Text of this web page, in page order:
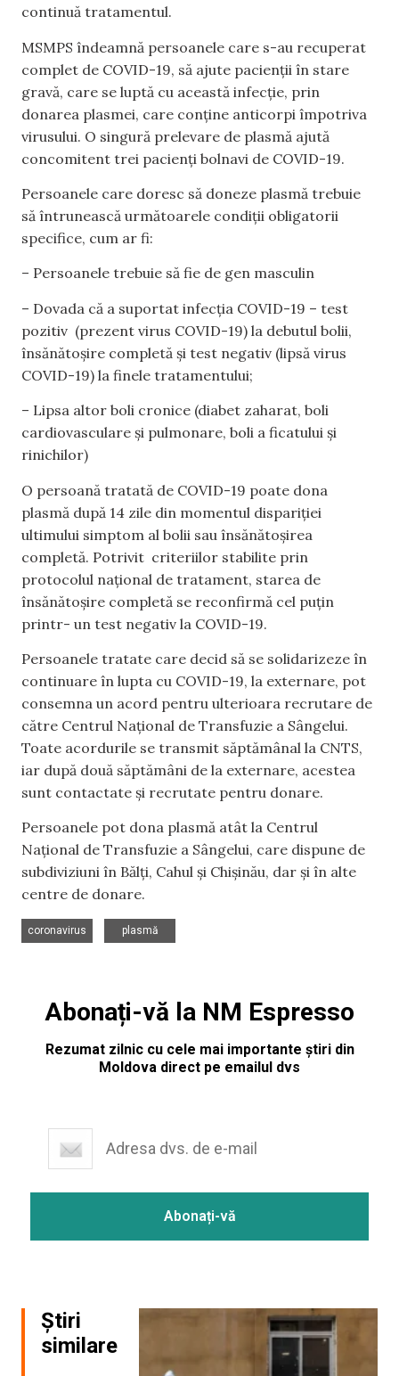
continuă tratamentul.
MSMPS îndeamnă persoanele care s-au recuperat
complet de COVID-19, să ajute pacienții în stare
gravă, care se luptă cu această infecție, prin
donarea plasmei, care conține anticorpi împotriva
virusului. O singură prelevare de plasmă ajută
concomitent trei pacienți bolnavi de COVID-19.
Persoanele care doresc să doneze plasmă trebuie
să întrunească următoarele condiții obligatorii
specifice, cum ar fi:
– Persoanele trebuie să fie de gen masculin
– Dovada că a suportat infecția COVID-19 – test
pozitiv (prezent virus COVID-19) la debutul bolii,
însănătoșire completă și test negativ (lipsă virus
COVID-19) la finele tratamentului;
– Lipsa altor boli cronice (diabet zaharat, boli
cardiovasculare și pulmonare, boli a ficatului și
rinichilor)
O persoană tratată de COVID-19 poate dona
plasmă după 14 zile din momentul dispariției
ultimului simptom al bolii sau însănătoșirea
completă. Potrivit criteriilor stabilite prin
protocolul național de tratament, starea de
însănătoșire completă se reconfirmă cel puțin
printr- un test negativ la COVID-19.
Persoanele tratate care decid să se solidarizeze în
continuare în lupta cu COVID-19, la externare, pot
consemna un acord pentru ulterioara recrutare de
către Centrul Național de Transfuzie a Sângelui.
Toate acordurile se transmit săptămânal la CNTS,
iar după două săptămâni de la externare, acestea
sunt contactate și recrutate pentru donare.
Persoanele pot dona plasmă atât la Centrul
Național de Transfuzie a Sângelui, care dispune de
subdiviziuni în Bălți, Cahul și Chișinău, dar și în alte
centre de donare.
coronavirus
plasmă
Abonați-vă la NM Espresso
Rezumat zilnic cu cele mai importante știri din
Moldova direct pe emailul dvs
Știri
similare